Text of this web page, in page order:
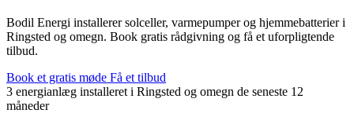
Bodil Energi installerer solceller, varmepumper og hjemmebatterier i
Ringsted og omegn. Book gratis rådgivning og få et uforpligtende
tilbud.
Book et gratis møde Få et tilbud
3 energianlæg installeret i Ringsted og omegn de seneste 12
måneder